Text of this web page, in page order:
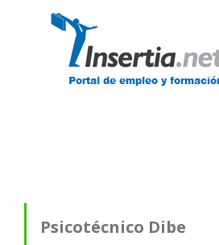
Psicotécnico Dibe